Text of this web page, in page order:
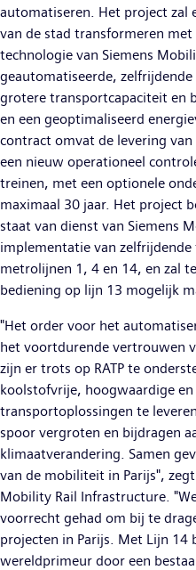
automatiseren. Het project zal
van de stad transformeren met
technologie van Siemens
geautomatiseerde,
grotere transportcapaciteit en
en een geoptimaliseerd
contract omvat de levering
een nieuw operationeel
treinen, met een optionele
maximaal 30 jaar. Het project
staat van dienst van Siemens
implementatie van zelfrijdende
metrolijnen 1, 4 en 14, en zal
bediening op lijn 13 mogelijk
"Het order voor het
het voortdurende vertrouwen
zijn er trots op RATP te
koolstofvrije, hoogwaardige
transportoplossingen te
spoor vergroten en bijdragen
klimaatverandering. Samen
van de mobiliteit in Parijs",
Mobility Rail Infrastructure.
voorrecht gehad om bij te
projecten in Parijs. Met Lijn 14
wereldprimeur door een